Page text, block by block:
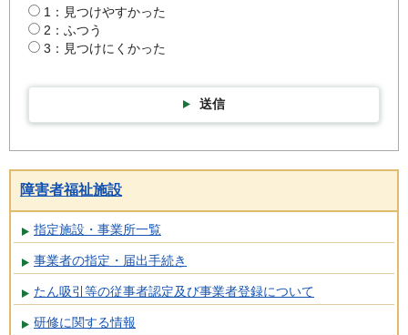
1：見つけやすかった
2：ふつう
3：見つけにくかった
送信
障害者福祉施設
指定施設・事業所一覧
事業者の指定・届出手続き
たん吸引等の従事者認定及び事業者登録について
研修に関する情報